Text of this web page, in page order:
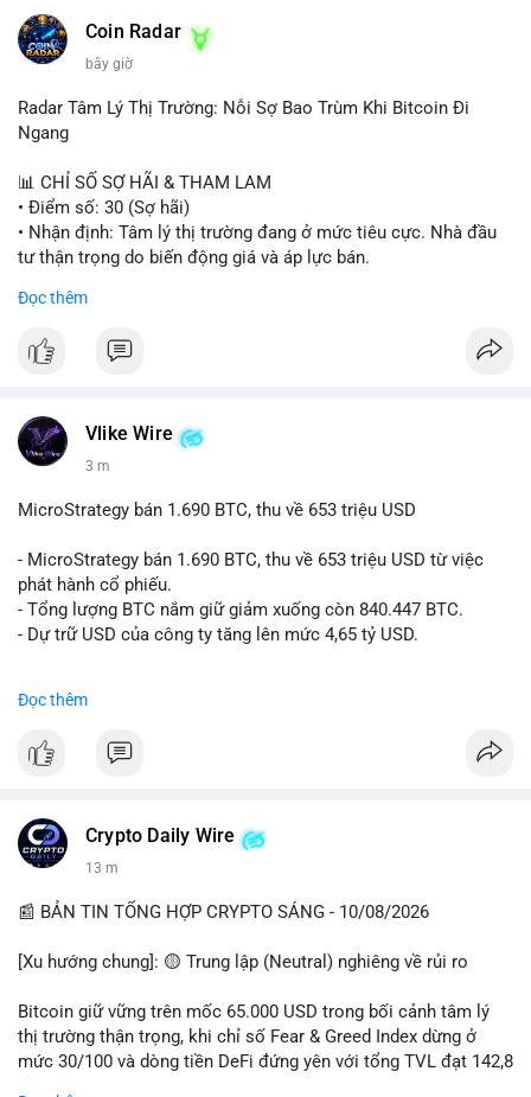
Coin Radar
bây giờ
Radar Tâm Lý Thị Trường: Nỗi Sợ Bao Trùm Khi Bitcoin Đi
Ngang
📊 CHỈ SỐ SỢ HÃI & THAM LAM
• Điểm số: 30 (Sợ hãi)
• Nhận định: Tâm lý thị trường đang ở mức tiêu cực. Nhà đầu
tư thận trọng do biến động giá và áp lực bán.
📈 XU HƯỚNG TÌM KIẾM & THẢO LUẬN
CASHCAT, TUT
• Google Trends Việt Nam: Sông Tô Lịch, Nha khoa Tuyết
Chinh, Thống đốc, Bóng chuyền nữ, Việt Nam vs Malaysia
💬 DÒNG CHẢY TIN TỨC & TRUYỀN THÔNG
âm), trải nghiệm coin rác, và sự nhàm chán của Bitcoin khi đi
ngang.
• Tin tức quốc tế: Hedge funds trên CME chuyển sang vị thế
Long Bitcoin; Standard Chartered dự báo LINK đạt 200 USD
14/08; ra mắt các chiến dịch airdrop và cuộc thi trading.
💡 NHẬN ĐỊNH & KHUYẾN NGHỊ
các quỹ phòng hộ sang vị thế Long là tín hiệu tích cực ngầm,
nhưng biến động ngắn hạn vẫn cao.
• Khuyến nghị: Cẩn trọng với các lệnh Long/Short khi Bitcoin
chưa thoát khỏi vùng giá hiện tại. Theo dõi sát các tin tức về
Đọc thêm
Vlike Wire
3 m
MicroStrategy bán 1.690 BTC, thu về 653 triệu USD
- MicroStrategy bán 1.690 BTC, thu về 653 triệu USD từ việc
phát hành cổ phiếu.
- Tổng lượng BTC nắm giữ giảm xuống còn 840.447 BTC.
- Dự trữ USD của công ty tăng lên mức 4,65 tỷ USD.
📰 Nguồn: CoinDesk
Đọc thêm
Crypto Daily Wire
13 m
📰 BẢN TIN TỔNG HỢP CRYPTO SÁNG - 10/08/2026
[Xu hướng chung]: 🟡 Trung lập (Neutral) nghiêng về rủi ro
Bitcoin giữ vững trên mốc 65.000 USD trong bối cảnh tâm lý
thị trường thận trọng, khi chỉ số Fear & Greed Index dừng ở
mức 30/100 và dòng tiền DeFi đứng yên với tổng TVL đạt 142,8